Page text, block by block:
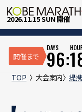
2026.11.15 SUN 開催
開催まで 96:
DAYS
TOP 大会案内 提